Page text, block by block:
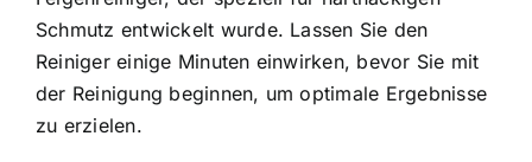
Schmutz entwickelt wurde. Lassen Sie den
Reiniger einige Minuten einwirken, bevor Sie mit
der Reinigung beginnen, um optimale Ergebnisse
zu erzielen.